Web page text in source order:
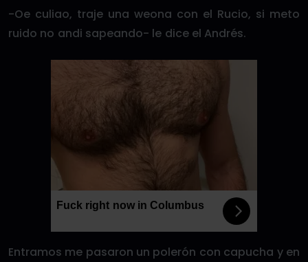
-Oe culiao, traje una weona con el Rucio, si meto
ruido no andi sapeando- le dice el Andrés.
Fuck right now in Columbus
Entramos me pasaron un polerón con capucha y en